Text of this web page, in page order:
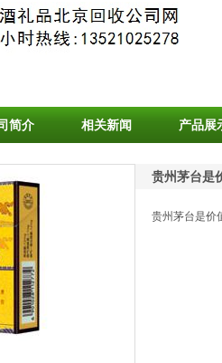
简介 相关新闻 产品展
贵州茅台是
贵州茅台是价